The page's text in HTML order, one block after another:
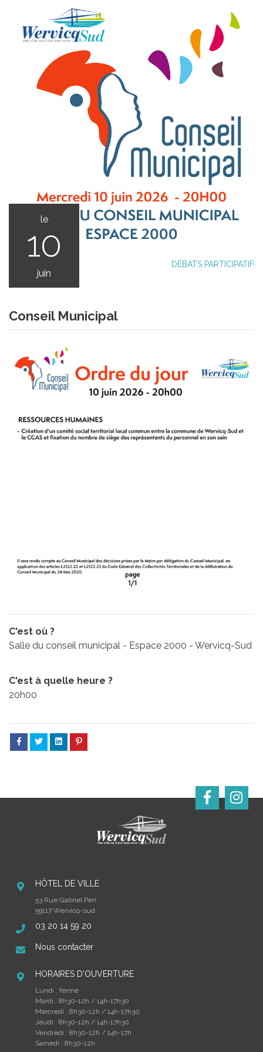
DÉBATS PARTICIPATIF
le
10
juin
Conseil Municipal
C'est où ?
Salle du conseil municipal - Espace 2000 - Wervicq-Sud
C'est à quelle heure ?
20h00
HÔTEL DE VILLE
53 Rue Gabriel Péri
59117 Wervicq-sud
03 20 14 59 20
Nous contacter
HORAIRES D'OUVERTURE
Lundi : fermé
Mardi : 8h30-12h / 14h-17h30
Mercredi : 8h30-12h / 14h-17h30
Jeudi : 8h30-12h / 14h-17h30
Vendredi : 8h30-12h / 14h-17h
Samedi : 8h30-12h